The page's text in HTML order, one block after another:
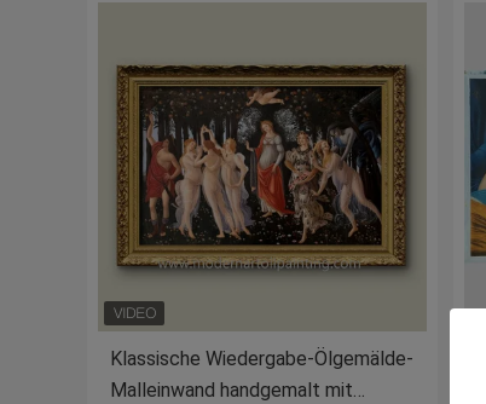
Klassische Wiedergabe-Ölgemälde-
Malleinwand handgemalt mit